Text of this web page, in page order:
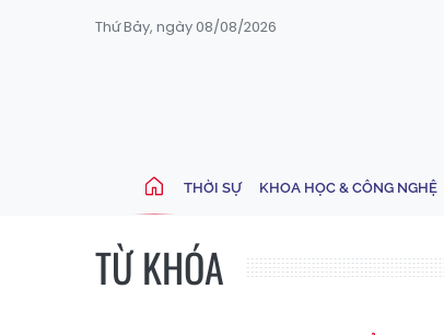
Thứ Bảy, ngày 08/08/2026
THỜI SỰ KHOA HỌC & CÔNG NGHỆ
TỪ KHÓA